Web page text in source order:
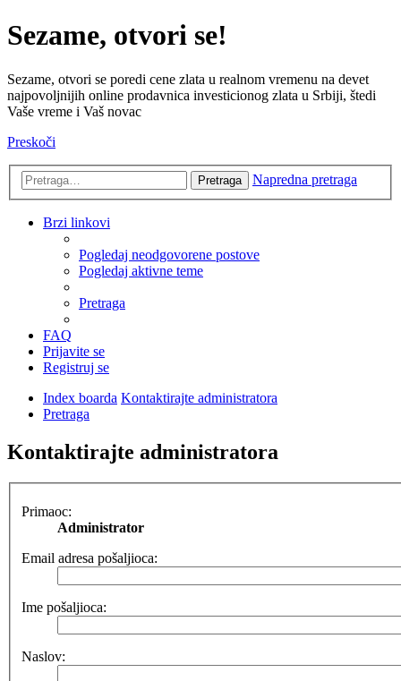
Sezame, otvori se!
Sezame, otvori se poredi cene zlata u realnom vremenu na devet
najpovoljnijih online prodavnica investicionog zlata u Srbiji, štedi
Vaše vreme i Vaš novac
Preskoči
Pretraga Napredna pretraga
Brzi linkovi
Pogledaj neodgovorene postove
Pogledaj aktivne teme
Pretraga
FAQ
Prijavite se
Registruj se
Index boarda Kontaktirajte administratora
Pretraga
Kontaktirajte administratora
Primaoc:
Administrator
Email adresa pošaljioca:
Ime pošaljioca:
Naslov: